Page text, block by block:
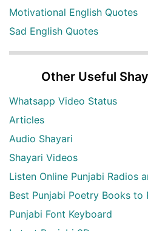
Motivational English Quotes
Sad English Quotes
Other Useful
Whatsapp Video Status
Articles
Audio Shayari
Shayari Videos
Listen Online Punjabi Radios
Best Punjabi Poetry Books to
Punjabi Font Keyboard